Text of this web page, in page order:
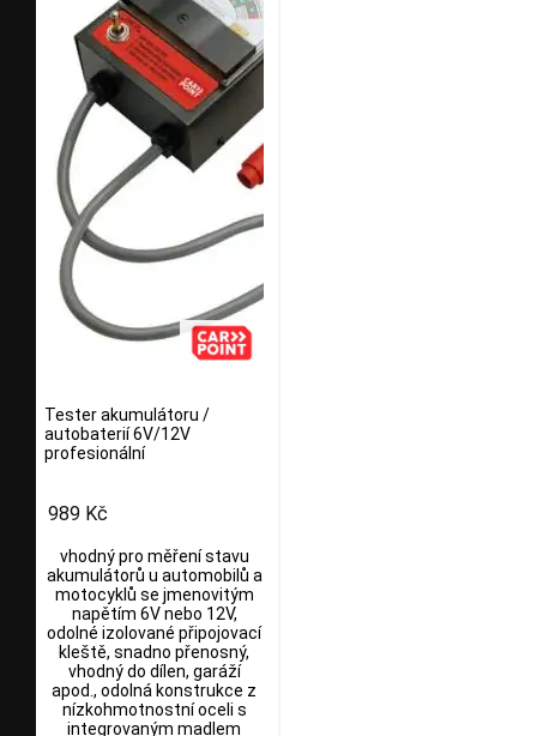
Tester akumulátoru /
autobaterií 6V/12V
profesionální
989 Kč
vhodný pro měření stavu
akumulátorů u automobilů a
motocyklů se jmenovitým
napětím 6V nebo 12V,
odolné izolované připojovací
kleště, snadno přenosný,
vhodný do dílen, garáží
apod., odolná konstrukce z
nízkohmotnostní oceli s
integrovaným madlem